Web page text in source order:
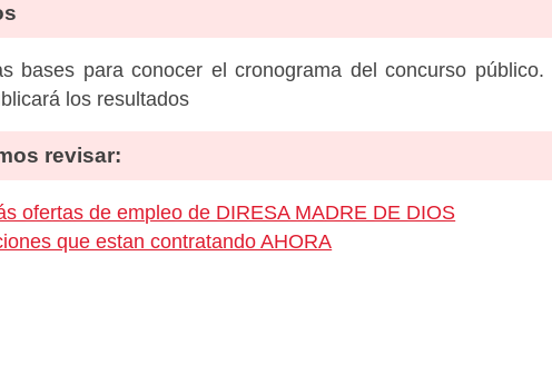
bases para conocer el cronograma del concurso
los resultados
revisar:
ofertas de empleo de DIRESA MADRE DE DIOS
que estan contratando AHORA